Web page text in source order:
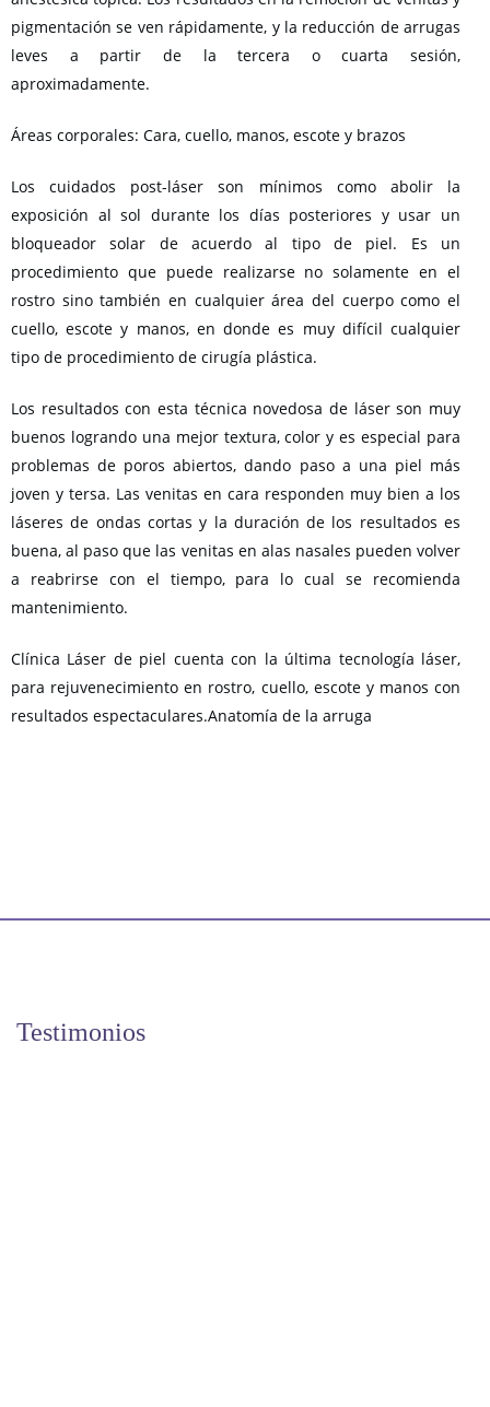
pigmentación se ven rápidamente, y la reducción de arrugas
leves a partir de la tercera o cuarta sesión,
aproximadamente.
Áreas corporales: Cara, cuello, manos, escote y brazos
Los cuidados post-láser son mínimos como abolir la
exposición al sol durante los días posteriores y usar un
bloqueador solar de acuerdo al tipo de piel. Es un
procedimiento que puede realizarse no solamente en el
rostro sino también en cualquier área del cuerpo como el
cuello, escote y manos, en donde es muy difícil cualquier
tipo de procedimiento de cirugía plástica.
Los resultados con esta técnica novedosa de láser son muy
buenos logrando una mejor textura, color y es especial para
problemas de poros abiertos, dando paso a una piel más
joven y tersa. Las venitas en cara responden muy bien a los
láseres de ondas cortas y la duración de los resultados es
buena, al paso que las venitas en alas nasales pueden volver
a reabrirse con el tiempo, para lo cual se recomienda
mantenimiento.
Clínica Láser de piel cuenta con la última tecnología láser,
para rejuvenecimiento en rostro, cuello, escote y manos con
resultados espectaculares.Anatomía de la arruga
Testimonios